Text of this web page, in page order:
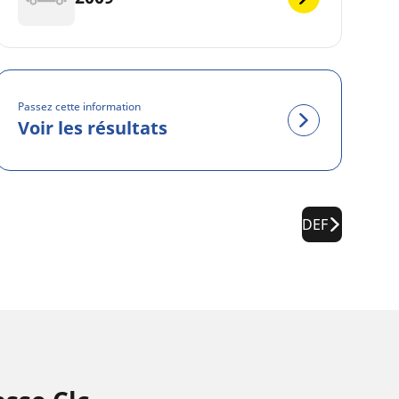
Passez cette information
Voir les résultats
DEF